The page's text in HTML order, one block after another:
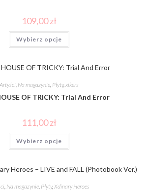
109,00zł
Wybierz opcje
Artyści, Na magazynie, Płyty,xikers
OF TRICKY: Trial And Error
111,00zł
Wybierz opcje
, Na magazynie, Płyty,Xdinary Heroes